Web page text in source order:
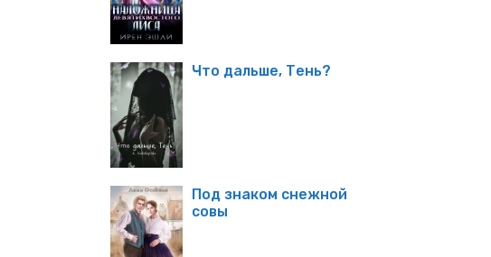
Что дальше, Тень?
Под знаком снежной
совы